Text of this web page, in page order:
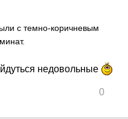
с темно-коричневым
недовольные
0